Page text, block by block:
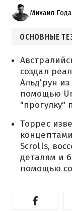
Михаил Года
ОСНОВНЫЕ
создал
Альд'рун
помощью
"прогулку"
Торрес
Scrolls,
деталям и
помощью